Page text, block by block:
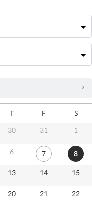
T F S
30 31 1
6 7 8
13 14 15
20 21 22